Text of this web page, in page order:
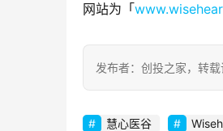
网站为「
发布者：创投之家，转载
慧心医谷